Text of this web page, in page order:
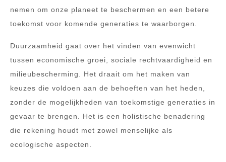
nemen om onze planeet te beschermen en een betere
toekomst voor komende generaties te waarborgen.
Duurzaamheid gaat over het vinden van evenwicht
tussen economische groei, sociale rechtvaardigheid en
milieubescherming. Het draait om het maken van
keuzes die voldoen aan de behoeften van het heden,
zonder de mogelijkheden van toekomstige generaties in
gevaar te brengen. Het is een holistische benadering
die rekening houdt met zowel menselijke als
ecologische aspecten.